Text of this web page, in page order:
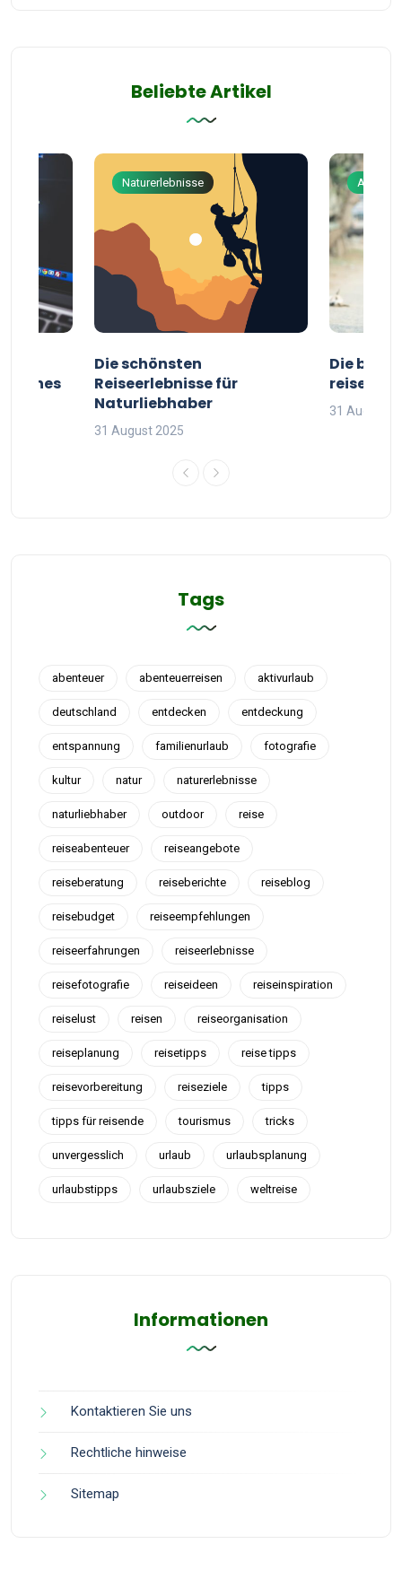
Beliebte Artikel
deines
Naturerlebnisse
Die schönsten
Reiseerlebnisse für
Naturliebhaber
31 August 2025
Die
reisende
31 August
Tags
abenteuer abenteuerreisen aktivurlaub
deutschland entdecken entdeckung
entspannung familienurlaub fotografie
kultur natur naturerlebnisse
naturliebhaber outdoor reise
reiseabenteuer reiseangebote
reiseberatung reiseberichte reiseblog
reisebudget reiseempfehlungen
reiseerfahrungen reiseerlebnisse
reisefotografie reiseideen reiseinspiration
reiselust reisen reiseorganisation
reiseplanung reisetipps reise tipps
reisevorbereitung reiseziele tipps
tipps für reisende tourismus tricks
unvergesslich urlaub urlaubsplanung
urlaubstipps urlaubsziele weltreise
Informationen
Kontaktieren Sie uns
Rechtliche hinweise
Sitemap